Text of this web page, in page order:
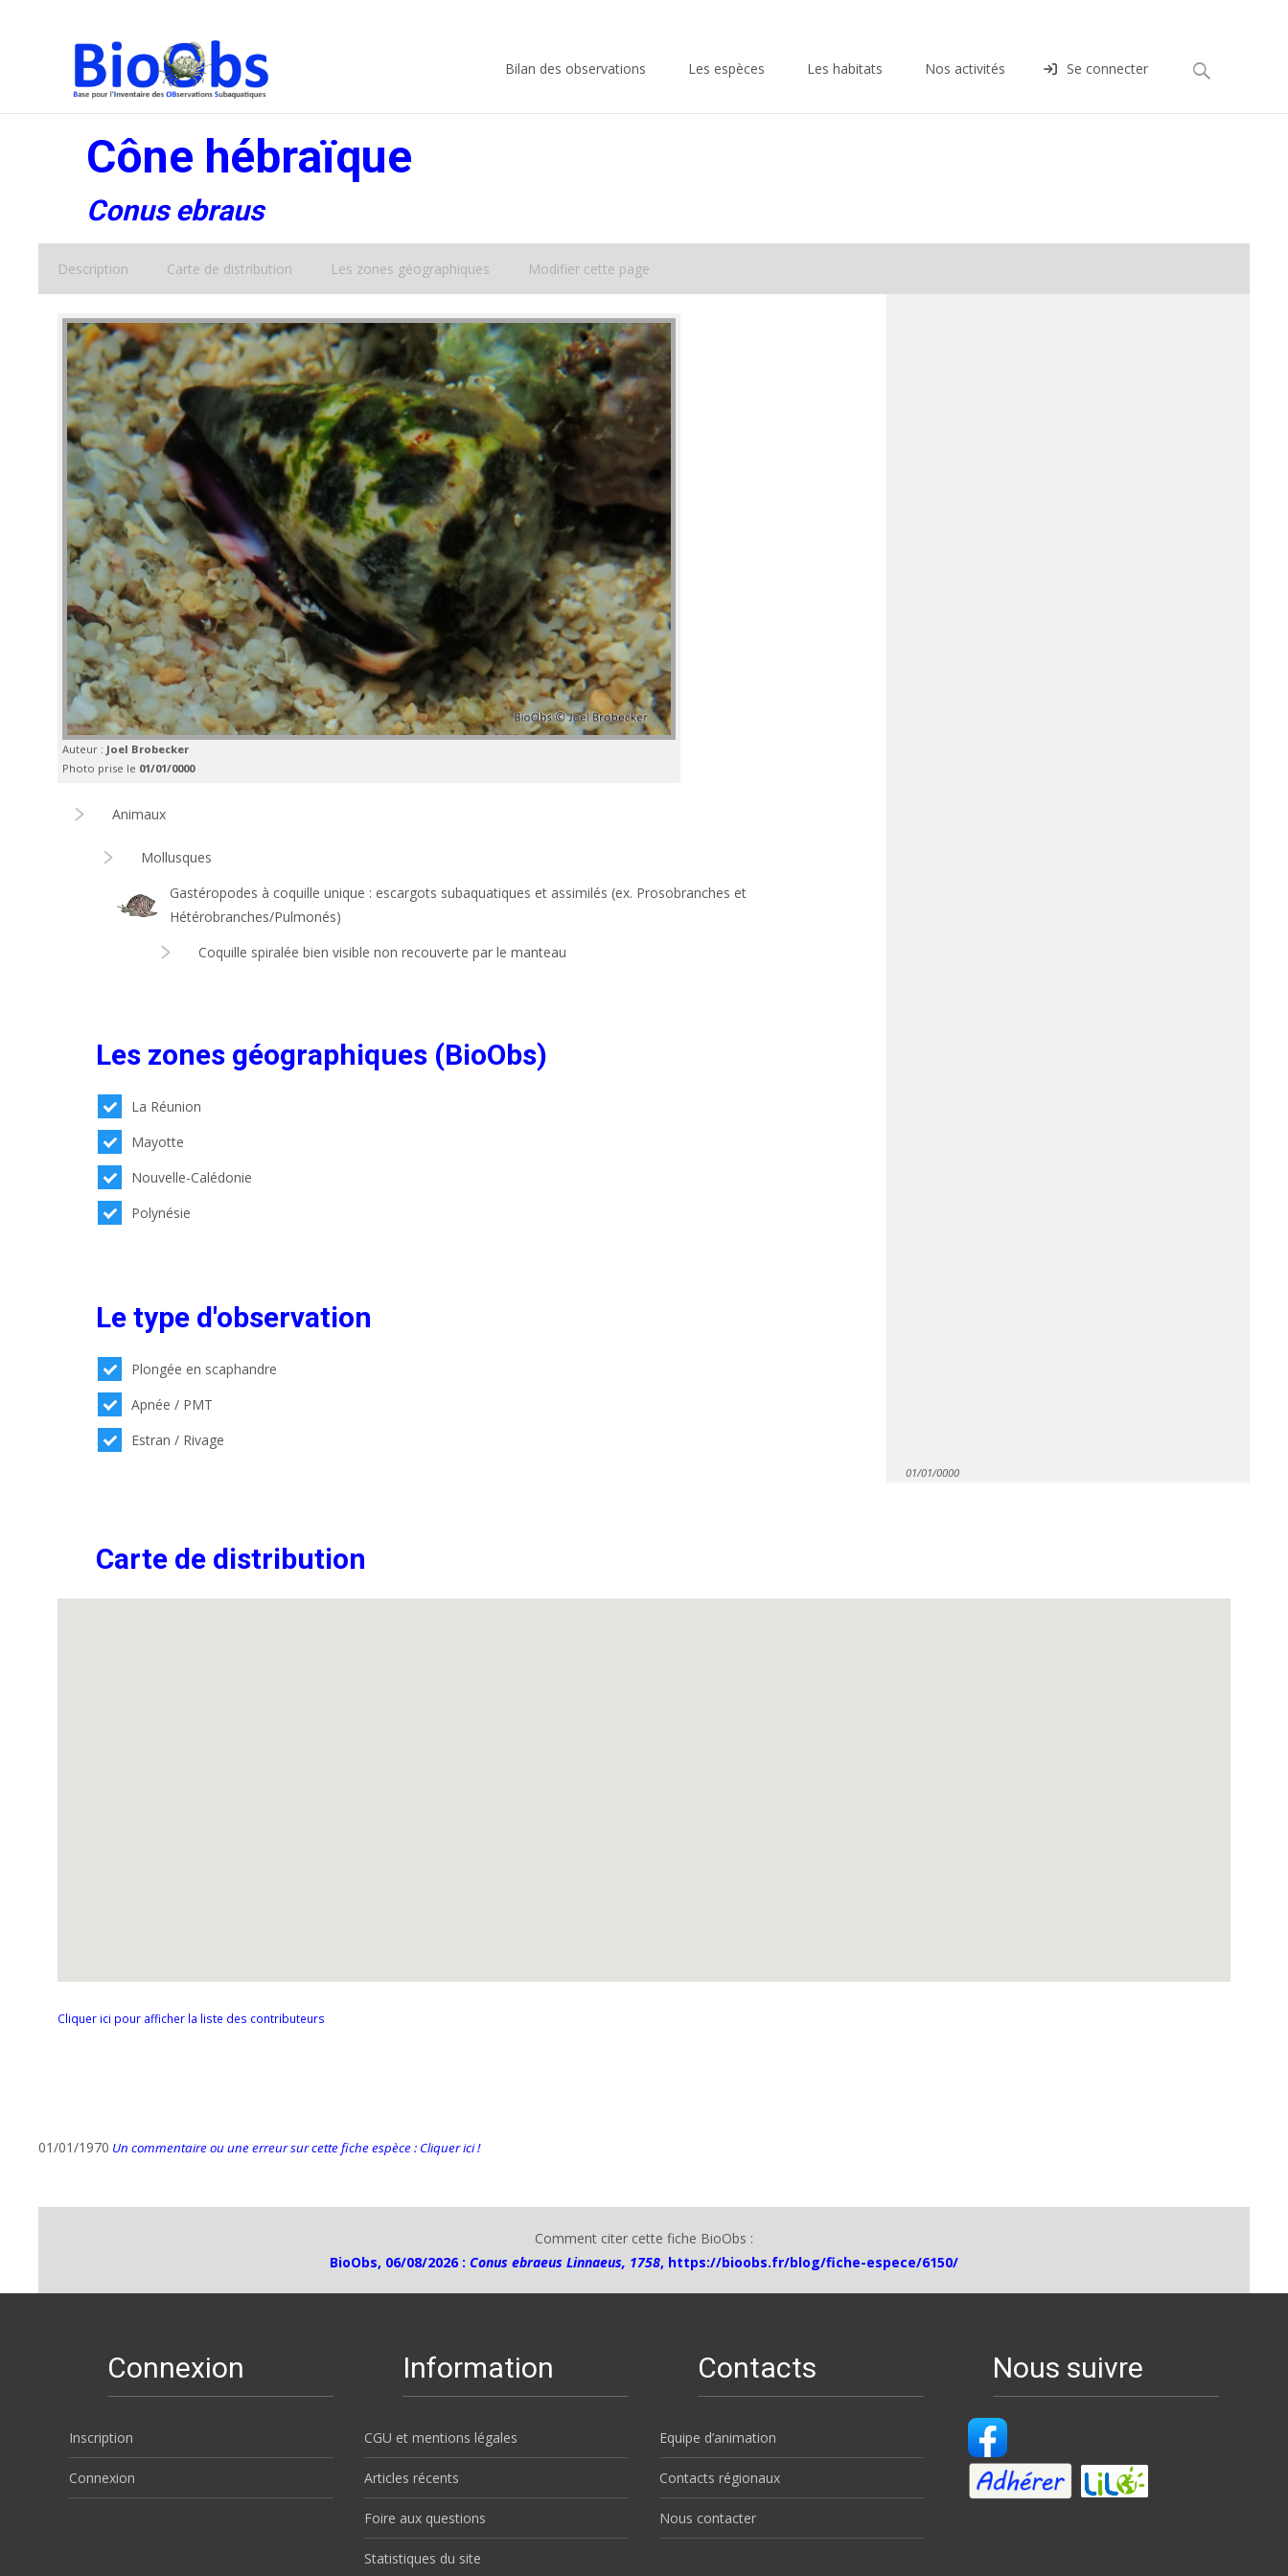
Bilan des observations Les espèces Les habitats Nos activités Se connecter Rechercher :
Cône hébraïque
Conus ebraus
Description Carte de distribution Les zones géographiques Modifier cette page
Auteur : Joel Brobecker
Photo prise le 01/01/0000
Animaux
Mollusques
Gastéropodes à coquille unique : escargots subaquatiques et assimilés (ex. Prosobranches et
Hétérobranches/Pulmonés)
Coquille spiralée bien visible non recouverte par le manteau
Les zones géographiques (BioObs)
La Réunion
Mayotte
Nouvelle-Calédonie
Polynésie
Le type d'observation
Plongée en scaphandre
Apnée / PMT
Estran / Rivage
01/01/0000
Carte de distribution
Cliquer ici pour afficher la liste des contributeurs
01/01/1970 Un commentaire ou une erreur sur cette fiche espèce : Cliquer ici !
Comment citer cette fiche BioObs :
BioObs, 06/08/2026 : Conus ebraeus Linnaeus, 1758, https://bioobs.fr/blog/fiche-espece/6150/
Connexion
Inscription
Connexion
Information
CGU et mentions légales
Articles récents
Foire aux questions
Statistiques du site
Contacts
Equipe d’animation
Contacts régionaux
Nous contacter
Nous suivre